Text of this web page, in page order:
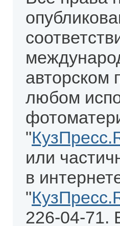
авторском
любом
"
или
в
"
226-04-71.